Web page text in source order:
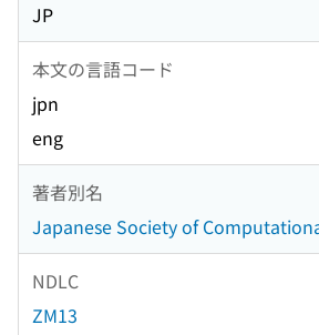
JP
本文の言語コード
jpn
eng
著者別名
Japanese Society of
NDLC
ZM13